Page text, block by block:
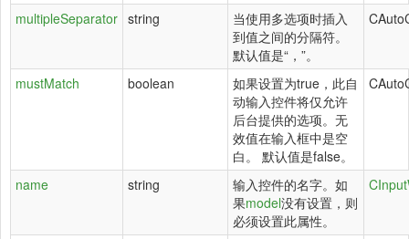
multipleSeparator string
当使用多选项时插入
到值之间的分隔符。
默认值是“，”。
mustMatch boolean
如果设置为true，此自
动输入控件将仅允许
后台提供的选项。无
效值在输入框中是空
白。 默认值是false。
name string
输入控件的名字。如
果model没有设置，则
必须设置此属性。